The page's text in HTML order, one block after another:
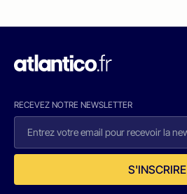
RECEVEZ NOTRE NEWSLETTER
S'INSCRIRE